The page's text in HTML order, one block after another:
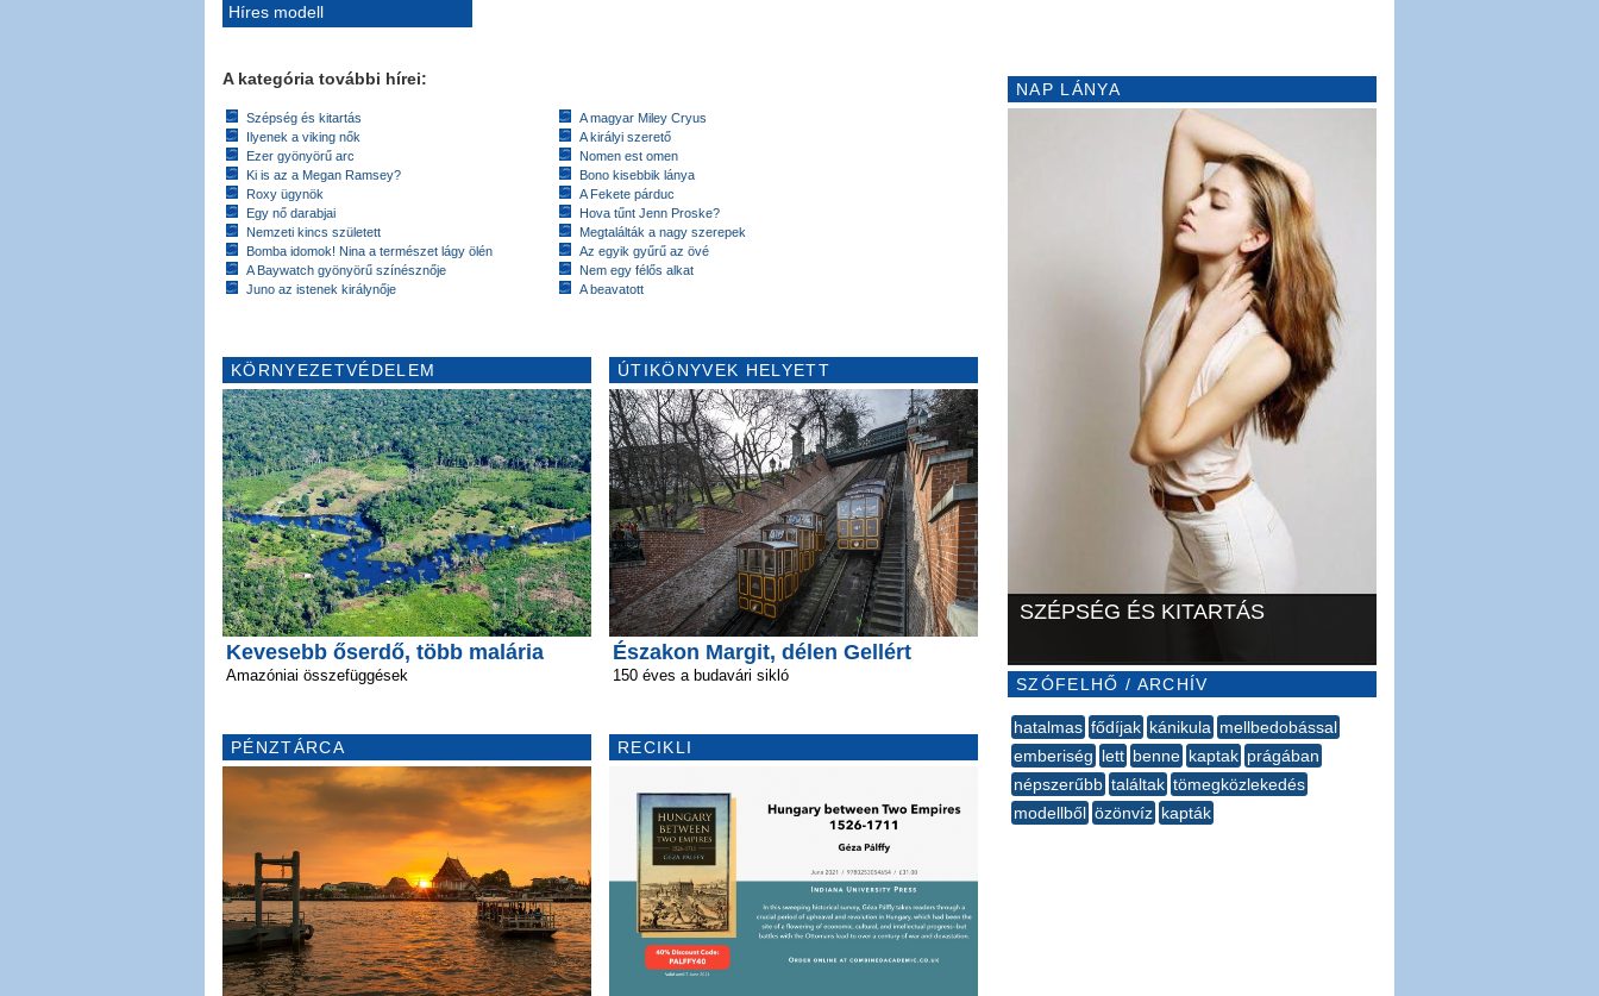
Híres modell
A kategória további hírei:
Szépség és kitartás
Ilyenek a viking nők
Ezer gyönyörű arc
Ki is az a Megan Ramsey?
Roxy ügynök
Egy nő darabjai
Nemzeti kincs született
Bomba idomok! Nina a természet lágy ölén
A Baywatch gyönyörű színésznője
Juno az istenek királynője
A magyar Miley Cryus
A királyi szerető
Nomen est omen
Bono kisebbik lánya
A Fekete párduc
Hova tűnt Jenn Proske?
Megtalálták a nagy szerepek
Az egyik gyűrű az övé
Nem egy félős alkat
A beavatott
KÖRNYEZETVÉDELEM
Kevesebb őserdő, több malária
Amazóniai összefüggések
PÉNZTÁRCA
ÚTIKÖNYVEK HELYETT
Északon Margit, délen Gellért
150 éves a budavári sikló
RECIKLI
NAP LÁNYA
SZÉPSÉG ÉS KITARTÁS
SZÓFELHŐ / ARCHÍV
hatalmas fődíjak kánikula mellbedobással
emberiség lett benne kaptak prágában
népszerűbb találtak tömegközlekedés
modellből özönvíz kapták